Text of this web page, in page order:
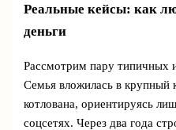
Реальные кейсы: как
деньги
Рассмотрим пару типичных
Семья вложилась в крупный
котлована, ориентируясь
соцсетях. Через два года